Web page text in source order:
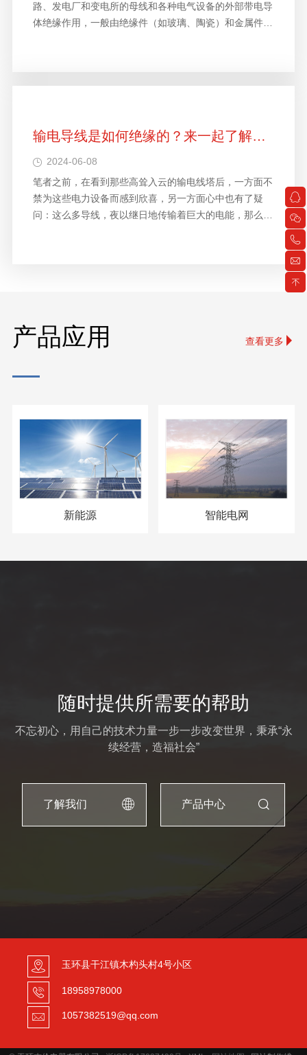
路、发电厂和变电所的母线和各种电气设备的外部带电导
体绝缘作用，一般由绝缘件（如玻璃、陶瓷）和金属件
输电导线是如何绝缘的？来一起了解它背后的绝缘子
2024-06-08
笔者之前，在看到那些高耸入云的输电线塔后，一方面不
禁为这些电力设备而感到欣喜，另一方面心中也有了疑
问：这么多导线，夜以继日地传输着巨大的电能，那么如
产品应用 查看更多
新能源 智能电网
随时提供所需要的帮助
不忘初心，用自己的技术力量一步一步改变世界，秉承“永
续经营，造福社会”
了解我们 产品中心
玉环县干江镇木杓头村4号小区
18958978000
1057382519@qq.com